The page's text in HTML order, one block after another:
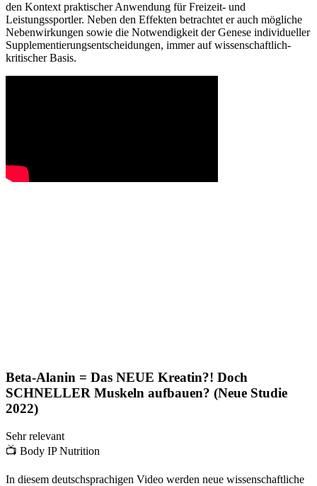
den Kontext praktischer Anwendung für Freizeit- und
Leistungssportler. Neben den Effekten betrachtet er auch mögliche
Nebenwirkungen sowie die Notwendigkeit der Genese individueller
Supplementierungsentscheidungen, immer auf wissenschaftlich-
kritischer Basis.
Beta-Alanin = Das NEUE Kreatin?! Doch
SCHNELLER Muskeln aufbauen? (Neue Studie
2022)
Sehr relevant
📺 Body IP Nutrition
In diesem deutschsprachigen Video werden neue wissenschaftliche